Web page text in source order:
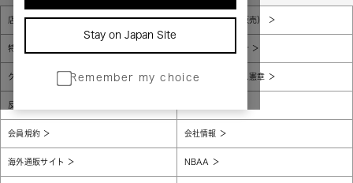
Stay on Japan Site
Remember my choice
店舗一覧 販売規約（店頭販売）
特定商取引法に基づく表示 個人情報保護方針
グローバルプライバシーポリシー コンプライアンス憲章
反社会的勢力に対する基本方針
会員規約 会社情報
海外通販サイト NBAA